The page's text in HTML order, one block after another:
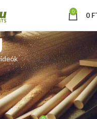
0 0
120-as
fotók